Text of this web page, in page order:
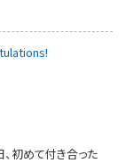
場！
初めて付き合った